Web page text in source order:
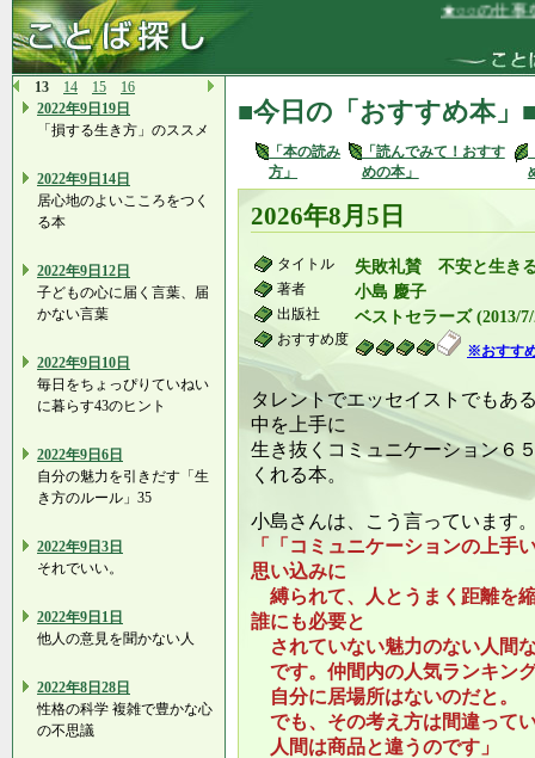
★○○の仕事を
13 14 15
16
2022年9日19日
「損する生き方」のススメ
2022年9日14日
居心地のよいこころをつく
る本
2022年9日12日
子どもの心に届く言葉、届
かない言葉
2022年9日10日
毎日をちょっぴりていねい
に暮らす43のヒント
2022年9日6日
自分の魅力を引きだす「生
き方のルール」35
2022年9日3日
それでいい。
2022年9日1日
他人の意見を聞かない人
2022年8日28日
性格の科学 複雑で豊かな心
の不思議
■今日の「おすすめ本」
「本の読み
方」
「読んでみて！おすす
めの本」
2026年8月5日
タイトル 失敗礼賛 不安と生き
著者 小島 慶子
出版社 ベストセラーズ (2013/
おすすめ度
※おすす
タレントでエッセイストでもあ
中を上手に
生き抜くコミュニケーション６
くれる本。
小島さんは、こう言っています
「「コミュニケーションの上手
思い込みに
縛られて、人とうまく距離を
誰にも必要と
されていない魅力のない人間
です。仲間内の人気ランキン
自分に居場所はないのだと。
でも、その考え方は間違って
人間は商品と違うのです」